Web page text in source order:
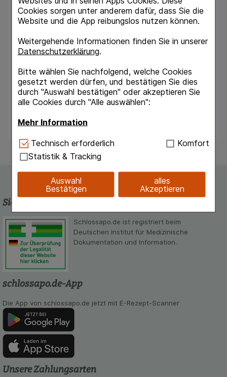
Cookies sorgen unter anderem dafür, dass Sie die
Website und die App reibungslos nutzen können.
Weitergehende Informationen finden Sie in unserer
Datenschutzerklärung.
Bitte wählen Sie nachfolgend, welche Cookies
gesetzt werden dürfen, und bestätigen Sie dies
durch "Auswahl bestätigen" oder akzeptieren Sie
alle Cookies durch "Alle auswählen":
Mehr Information
Technisch Notwendig:Hierbei handelt es sich um
Cookies, die für die Grundfunktionen unserer
Website notwendig sind (z.B. Navigation,
Warenkorb, Kundenkonto), weshalb auf diese nicht
verzichtet werden kann.
Einkaufserlebnis noch ansprechender zu gestalten,
beispielsweise für die Wiedererkennung des
Besuchers oder unsere Seite an bevorzugte
Verhaltensweisen (z.B. Spracheinstellung)
anzupassen. Komfort-Cookies ermöglichen es uns
auch auf Ihre Bedürfnisse zugeschrittene Inhalte
betreiben.
Statistik & Tracking:Hierüber lassen sich
Informationen über die Art und Weise der Nutzung
unserer Website sammeln, mit deren Hilfe wir
unsere Website weiter für Sie optimieren können,
den Inhalt auf unserer Website aber auch die
Werbung auf Drittseiten möglichst relevant für Sie
zu gestalten. Bitte beachten Sie, dass Daten
Technisch erforderlich
Komfort
Statistik & Tracking
Auswahl
Bestätigen
alles
Akzeptieren
chronischem Alkoholismus (alkoholtoxische
Kardiomyopathie, Wernicke-Enzephalopathie,
aufgrund von Zuckerkrankheit (diabetischer
(Leberkoma, fulminante Hepatitis),
schwerer Überfunktion der Schilddrüse
(Thyreotoxikose), gesteigertem Bedarf
(z.B. Schwangerschaft und Stillzeit).
Sicherheit und Qualität
Schlossapo.de ist registriert beim
Deutschen Institut für Medizinische
Dokumentation und Information.
schlossapo.de-App
Die App von schlossapo.de jetzt mit E-Rezept-Scanner
Unsere Zahlungsarten